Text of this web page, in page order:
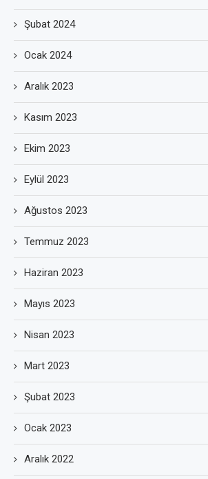
Şubat 2024
Ocak 2024
Aralık 2023
Kasım 2023
Ekim 2023
Eylül 2023
Ağustos 2023
Temmuz 2023
Haziran 2023
Mayıs 2023
Nisan 2023
Mart 2023
Şubat 2023
Ocak 2023
Aralık 2022